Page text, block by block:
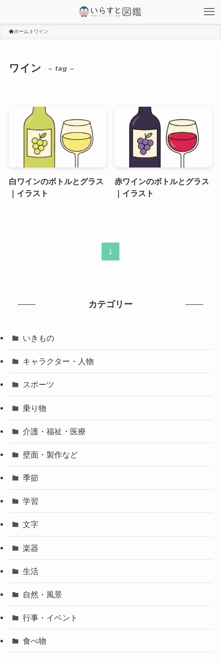
ホーム ワイン
ワイン – tag –
白ワインのボトルとグラス
｜イラスト
赤ワインのボトルとグラス
｜イラスト
1
カテゴリー
いきもの
キャラクター・人物
スポーツ
乗り物
介護・福祉・医療
壁面・製作など
季節
学習
文字
楽器
生活
自然・風景
行事・イベント
食べ物